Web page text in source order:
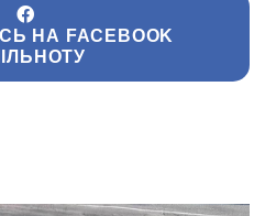
НА FACEBOOK